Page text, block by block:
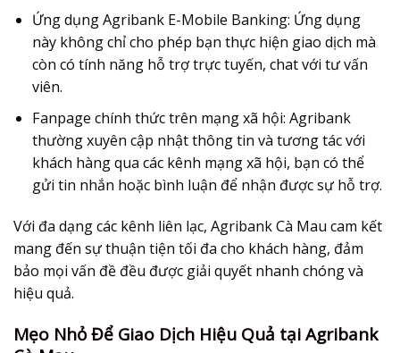
Ứng dụng Agribank E-Mobile Banking: Ứng dụng
này không chỉ cho phép bạn thực hiện giao dịch mà
còn có tính năng hỗ trợ trực tuyến, chat với tư vấn
viên.
Fanpage chính thức trên mạng xã hội: Agribank
thường xuyên cập nhật thông tin và tương tác với
khách hàng qua các kênh mạng xã hội, bạn có thể
gửi tin nhắn hoặc bình luận để nhận được sự hỗ trợ.
Với đa dạng các kênh liên lạc, Agribank Cà Mau cam kết
mang đến sự thuận tiện tối đa cho khách hàng, đảm
bảo mọi vấn đề đều được giải quyết nhanh chóng và
hiệu quả.
Mẹo Nhỏ Để Giao Dịch Hiệu Quả tại Agribank